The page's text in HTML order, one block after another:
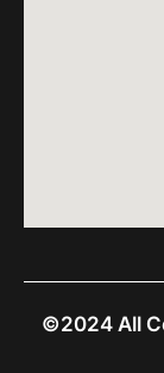
©2024 All